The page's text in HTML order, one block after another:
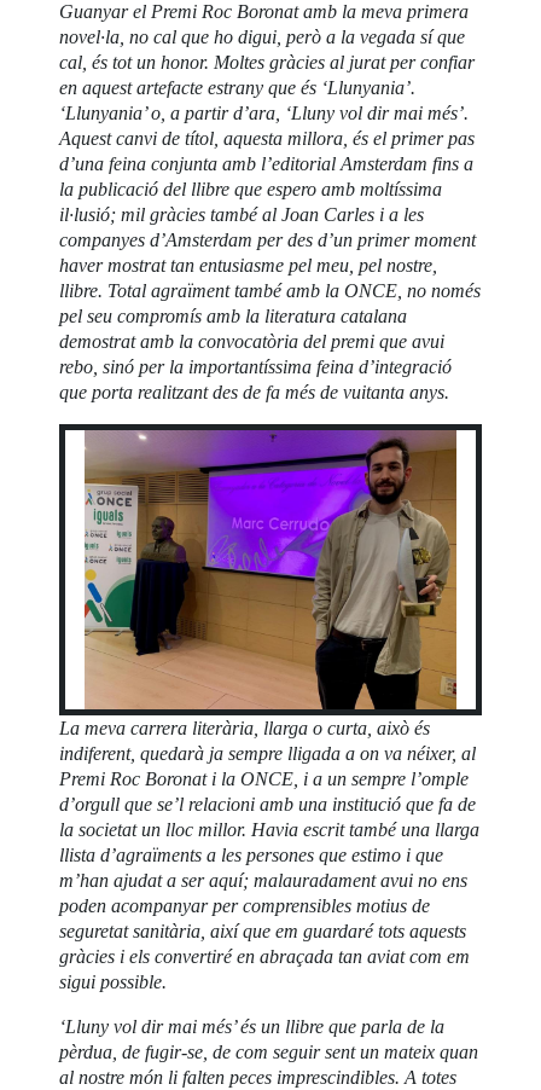
Guanyar el Premi Roc Boronat amb la meva primera
novel·la, no cal que ho digui, però a la vegada sí que
cal, és tot un honor. Moltes gràcies al jurat per confiar
en aquest artefacte estrany que és ‘Llunyania’.
‘Llunyania’ o, a partir d’ara, ‘Lluny vol dir mai més’.
Aquest canvi de títol, aquesta millora, és el primer pas
d’una feina conjunta amb l’editorial Amsterdam fins a
la publicació del llibre que espero amb moltíssima
il·lusió; mil gràcies també al Joan Carles i a les
companyes d’Amsterdam per des d’un primer moment
haver mostrat tan entusiasme pel meu, pel nostre,
llibre. Total agraïment també amb la ONCE, no només
pel seu compromís amb la literatura catalana
demostrat amb la convocatòria del premi que avui
rebo, sinó per la importantíssima feina d’integració
que porta realitzant des de fa més de vuitanta anys.
La meva carrera literària, llarga o curta, això és
indiferent, quedarà ja sempre lligada a on va néixer, al
Premi Roc Boronat i la ONCE, i a un sempre l’omple
d’orgull que se’l relacioni amb una institució que fa de
la societat un lloc millor. Havia escrit també una llarga
llista d’agraïments a les persones que estimo i que
m’han ajudat a ser aquí; malauradament avui no ens
poden acompanyar per comprensibles motius de
seguretat sanitària, així que em guardaré tots aquests
gràcies i els convertiré en abraçada tan aviat com em
sigui possible.
‘Lluny vol dir mai més’ és un llibre que parla de la
pèrdua, de fugir-se, de com seguir sent un mateix quan
al nostre món li falten peces imprescindibles. A totes